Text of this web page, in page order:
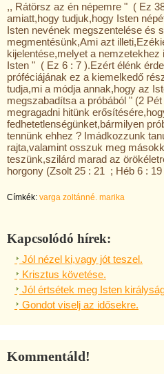
,, Rátörsz az én népemre " ( Ez
amiatt,hogy tudjuk,hogy Isten
Isten nevének megszentelése és
megmentésünk,Ami azt
kijelentése,melyet a
Isten " ( Ez 6 : 7 ).Ezért élénk
próféciájának ez a kiemelkedő
tudja,mi a módja annak,hogy az
megszabadítsa a próbából " (2
megragadni hitünk
fedhetetlenségünket,bármilyen
tennünk ehhez ? Imádkozzunk
rajta,valamint osszuk meg
teszünk,szilárd marad az
horgony (Zsolt 25 : 21 ; Héb 6 : 19
Címkék: varga zoltánné. marika
Kapcsolódó hírek:
Jól nézel ki,vagy jót teszel.
Krisztus követése.
Jól értsétek meg Isten
Gondot viselj az idősekre.
Kommentáld!